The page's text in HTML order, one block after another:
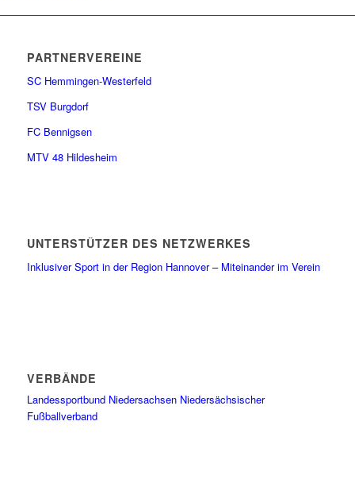
PARTNERVEREINE
SC Hemmingen-Westerfeld
TSV Burgdorf
FC Bennigsen
MTV 48 Hildesheim
UNTERSTÜTZER DES NETZWERKES
Inklusiver Sport in der Region Hannover – Miteinander im Verein
VERBÄNDE
Landessportbund Niedersachsen Niedersächsischer
Fußballverband